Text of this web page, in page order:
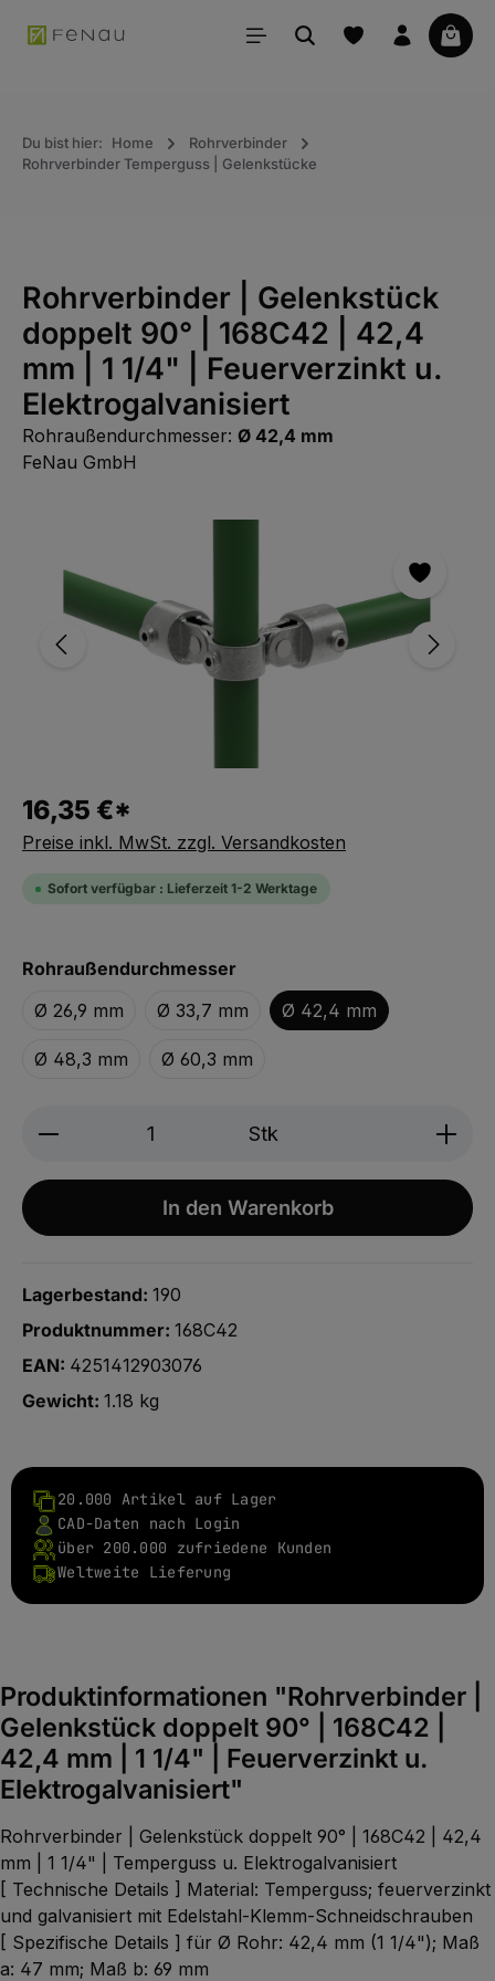
springen
Du bist hier: Home
Rohrverbinder
Rohrverbinder Temperguss | Gelenkstücke
Rohrverbinder | Gelenkstück
doppelt 90° | 168C42 | 42,4
mm | 1 1/4" | Feuerverzinkt u.
Elektrogalvanisiert
Rohraußendurchmesser: Ø 42,4 mm
FeNau GmbH
16,35 €*
Preise inkl. MwSt. zzgl. Versandkosten
Sofort verfügbar : Lieferzeit 1-2 Werktage
Rohraußendurchmesserauswählen
Ø 26,9 mm
Ø 33,7 mm Ø 42,4 mm
Ø 48,3 mm Ø 60,3 mm
Produkt Anzahl: Gib den
Stk
In den Warenkorb
Lagerbestand: 190
Produktnummer: 168C42
EAN: 4251412903076
Gewicht: 1.18 kg
20.000 Artikel auf Lager
CAD-Daten nach Login
über 200.000 zufriedene Kunden
Weltweite Lieferung
Produktinformationen "Rohrverbinder |
Gelenkstück doppelt 90° | 168C42 |
42,4 mm | 1 1/4" | Feuerverzinkt u.
Elektrogalvanisiert"
Rohrverbinder | Gelenkstück doppelt 90° | 168C42 | 42,4
mm | 1 1/4" | Temperguss u. Elektrogalvanisiert
[ Technische Details ] Material: Temperguss; feuerverzinkt
und galvanisiert mit Edelstahl-Klemm-Schneidschrauben
[ Spezifische Details ] für Ø Rohr: 42,4 mm (1 1/4"); Maß
a: 47 mm; Maß b: 69 mm